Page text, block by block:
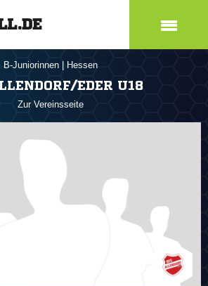
B-Juniorinnen Hessen
EDER U18
Zur Vereinsseite